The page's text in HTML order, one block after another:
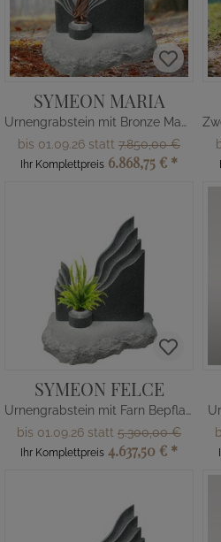
SYMEON MARIA
Urnengrabstein mit Bronze Madonna
bis 01.09.26 statt 7.850,00 €
Ihr Komplettpreis 6.868,75 € *
SYMEON FELCE
Urnengrabstein mit Farn Bepflanzung
bis 01.09.26 statt 5.300,00 €
Ihr Komplettpreis 4.637,50 € *